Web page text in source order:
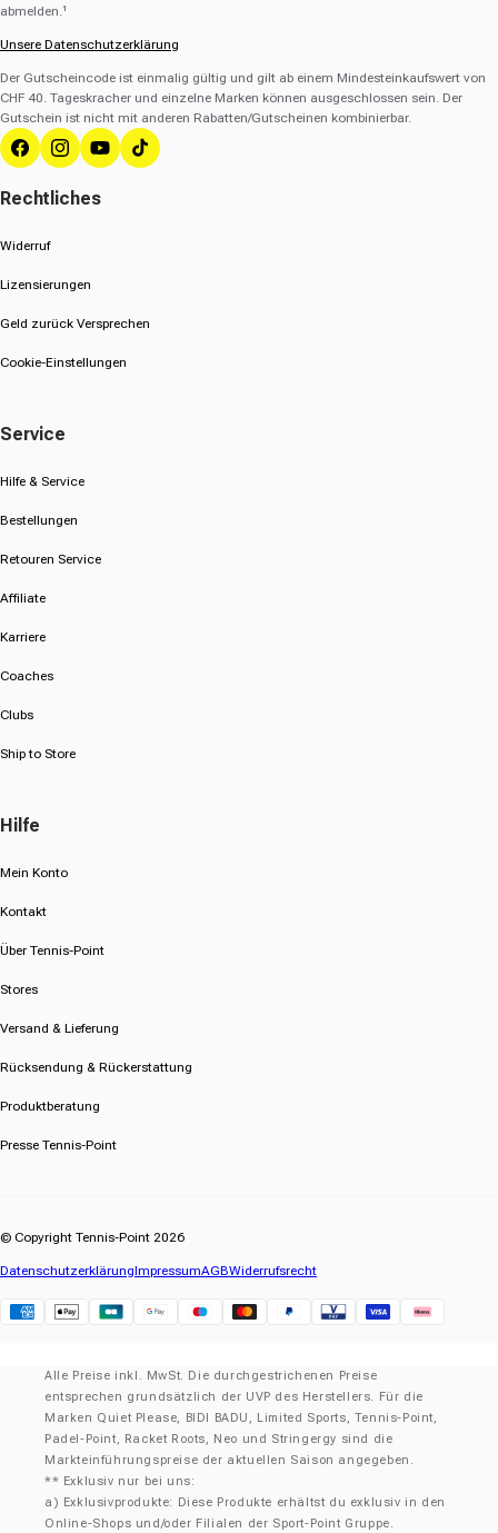
abmelden.¹
Unsere Datenschutzerklärung
Der Gutscheincode ist einmalig gültig und gilt ab einem Mindesteinkaufswert von
CHF 40. Tageskracher und einzelne Marken können ausgeschlossen sein. Der
Gutschein ist nicht mit anderen Rabatten/Gutscheinen kombinierbar.
FacebookInstagram
YouTubeTikTok
Rechtliches
Widerruf
Lizensierungen
Geld zurück Versprechen
Cookie-Einstellungen
Service
Hilfe & Service
Bestellungen
Retouren Service
Affiliate
Karriere
Coaches
Clubs
Ship to Store
Hilfe
Mein Konto
Kontakt
Über Tennis-Point
Stores
Versand & Lieferung
Rücksendung & Rückerstattung
Produktberatung
Presse Tennis-Point
© Copyright Tennis-Point 2026
DatenschutzerklärungImpressumAGBWiderrufsrecht
Alle Preise inkl. MwSt. Die durchgestrichenen Preise
entsprechen grundsätzlich der UVP des Herstellers. Für die
Marken Quiet Please, BIDI BADU, Limited Sports, Tennis-Point,
Padel-Point, Racket Roots, Neo und Stringergy sind die
Markteinführungspreise der aktuellen Saison angegeben.
** Exklusiv nur bei uns:
a) Exklusivprodukte: Diese Produkte erhältst du exklusiv in den
Online-Shops und/oder Filialen der Sport-Point Gruppe.